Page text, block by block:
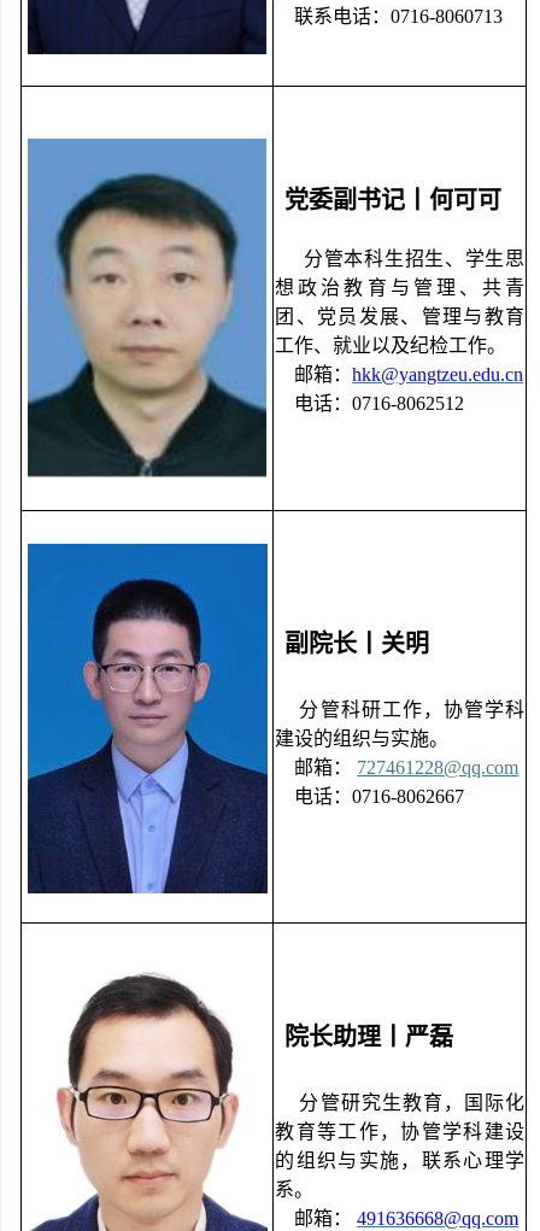
联系电话：0716-8060713
党委副书记丨何可可
分管本科生招生、学生思
想政治教育与管理、共青
团、党员发展、管理与教育
工作、就业以及纪检工作。
邮箱：hkk@yangtzeu.edu.cn
电话：0716-8062512
副院长丨关明
分管科研工作，协管学科
建设的组织与实施。
邮箱：
727461228@qq.com
电话：0716-8062667
院长助理丨严磊
分管研究生教育，国际化
教育等工作，协管学科建设
的组织与实施，联系心理学
系。
邮箱：
491636668@qq.com